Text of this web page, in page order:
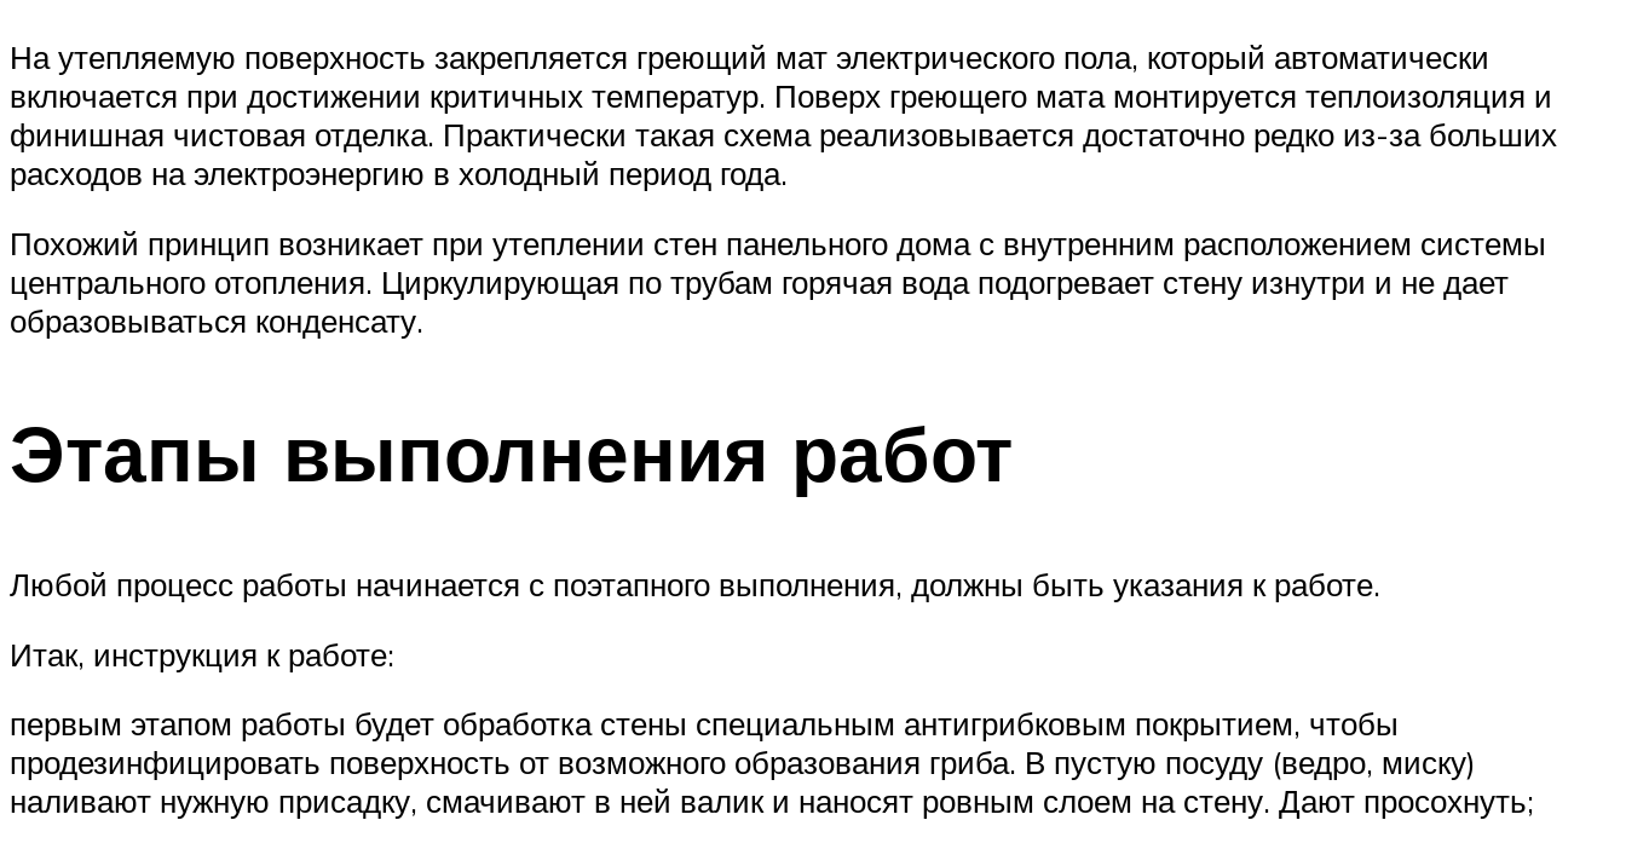
На утепляемую поверхность закрепляется греющий мат электрического пола, который автоматически
включается при достижении критичных температур. Поверх греющего мата монтируется теплоизоляция и
финишная чистовая отделка. Практически такая схема реализовывается достаточно редко из-за больших
расходов на электроэнергию в холодный период года.
Похожий принцип возникает при утеплении стен панельного дома с внутренним расположением системы
центрального отопления. Циркулирующая по трубам горячая вода подогревает стену изнутри и не дает
образовываться конденсату.
Этапы выполнения работ
Любой процесс работы начинается с поэтапного выполнения, должны быть указания к работе.
Итак, инструкция к работе:
первым этапом работы будет обработка стены специальным антигрибковым покрытием, чтобы
продезинфицировать поверхность от возможного образования гриба. В пустую посуду (ведро, миску)
наливают нужную присадку, смачивают в ней валик и наносят ровным слоем на стену. Дают просохнуть;